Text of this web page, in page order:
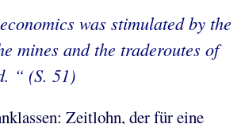
was stimulated by the
mines and the traderoutes of
“ (S. 51)
Zeitlohn, der für eine